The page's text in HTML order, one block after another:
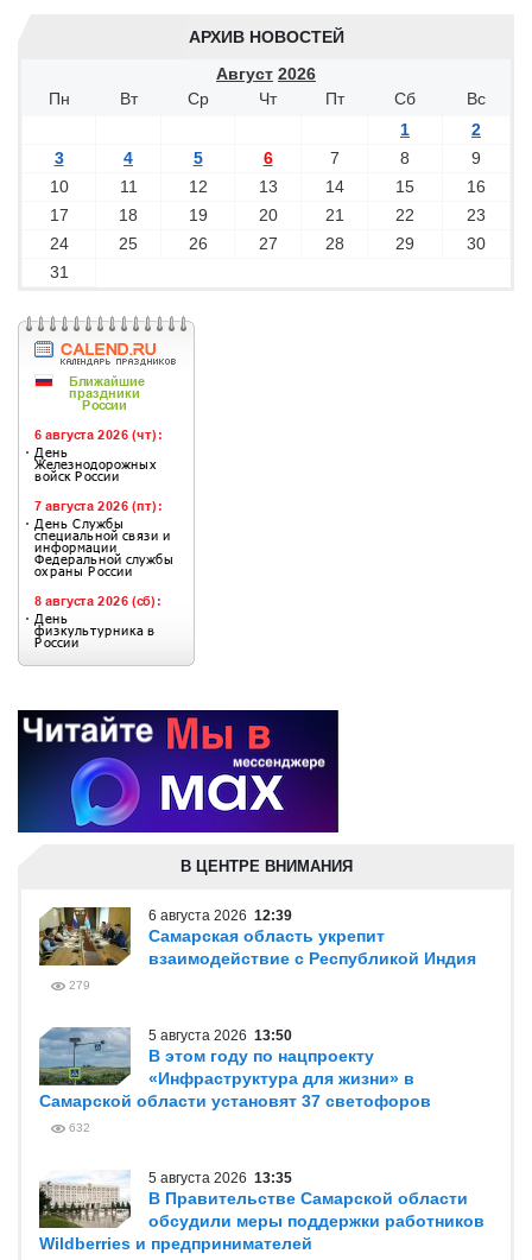
АРХИВ НОВОСТЕЙ
Август 2026
Пн
Вт Ср Чт Пт Сб
Вс
1
2
3
4 5 6 7 8
9
10
11 12 13 14 15
16
17
18 19 20 21 22
23
24
25 26 27 28 29
30
31
В ЦЕНТРЕ ВНИМАНИЯ
6 августа 2026 12:39
Самарская область укрепит
взаимодействие с Республикой Индия
279
5 августа 2026 13:50
В этом году по нацпроекту
«Инфраструктура для жизни» в
Самарской области установят 37 светофоров
632
5 августа 2026 13:35
В Правительстве Самарской области
обсудили меры поддержки работников
Wildberries и предпринимателей